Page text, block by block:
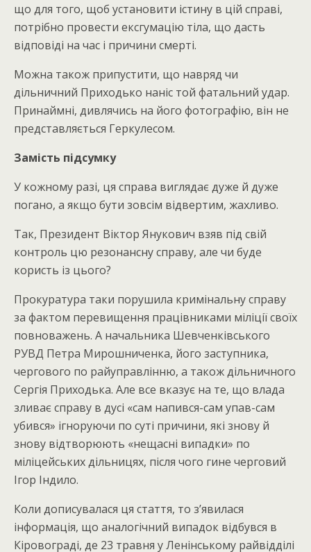
що для того, щоб установити істину в цій справі,
потрібно провести ексгумацію тіла, що дасть
відповіді на час і причини смерті.
Можна також припустити, що навряд чи
дільничний Приходько наніс той фатальний удар.
Принаймні, дивлячись на його фотографію, він не
представляється Геркулесом.
Замість підсумку
У кожному разі, ця справа виглядає дуже й дуже
погано, а якщо бути зовсім відвертим, жахливо.
Так, Президент Віктор Янукович взяв під свій
контроль цю резонансну справу, але чи буде
користь із цього?
Прокуратура таки порушила кримінальну справу
за фактом перевищення працівниками міліції своїх
повноважень. А начальника Шевченківського
РУВД Петра Мирошниченка, його заступника,
чергового по райуправлінню, а також дільничного
Сергія Приходька. Але все вказує на те, що влада
зливає справу в дусі «сам напився-сам упав-сам
убився» ігноруючи по суті причини, які знову й
знову відтворюють «нещасні випадки» по
міліцейських дільницях, після чого гине черговий
Ігор Індило.
Коли дописувалася ця стаття, то з’явилася
інформація, що аналогічний випадок відбувся в
Кіровограді, де 23 травня у Ленінському райвідділі